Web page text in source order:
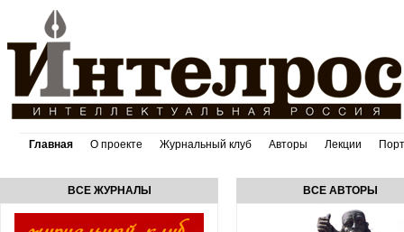
Главная О проекте Журнальный клуб Авторы Лекции
ВСЕ ЖУРНАЛЫ ВСЕ АВТОРЫ